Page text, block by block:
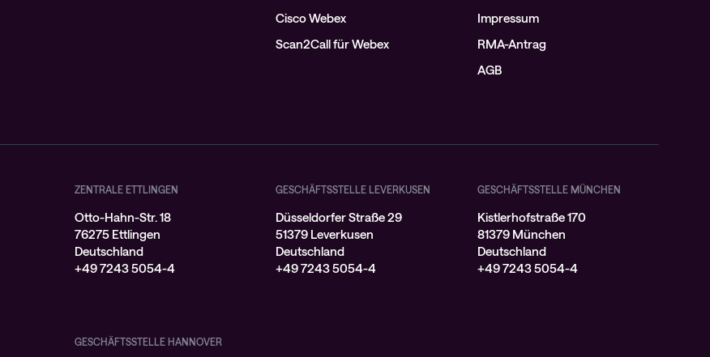
Cisco Webex
Scan2Call für Webex
Impressum
RMA-Antrag
AGB
ZENTRALE ETTLINGEN
Otto-Hahn-Str. 18
76275 Ettlingen
Deutschland
+49 7243 5054-4
GESCHÄFTSSTELLE LEVERKUSEN
Düsseldorfer Straße 29
51379 Leverkusen
Deutschland
+49 7243 5054-4
GESCHÄFTSSTELLE MÜNCHEN
Kistlerhofstraße 170
81379 München
Deutschland
+49 7243 5054-4
GESCHÄFTSSTELLE HANNOVER